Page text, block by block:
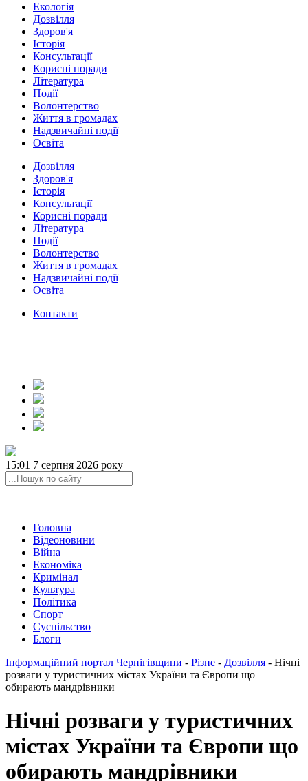
Екологія
Дозвілля
Здоров'я
Історія
Консультації
Корисні поради
Література
Події
Волонтерство
Життя в громадах
Надзвичайні події
Освіта
Дозвілля
Здоров'я
Історія
Консультації
Корисні поради
Література
Події
Волонтерство
Життя в громадах
Надзвичайні події
Освіта
Контакти
15:01 7 серпня 2026 року
Головна
Відеоновини
Війна
Економіка
Кримінал
Культура
Політика
Спорт
Суспільство
Блоги
Інформаційний портал Чернігівщини - Різне - Дозвілля - Нічні
розваги у туристичних містах України та Європи що
обирають мандрівники
Нічні розваги у туристичних
містах України та Європи що
обирають мандрівники